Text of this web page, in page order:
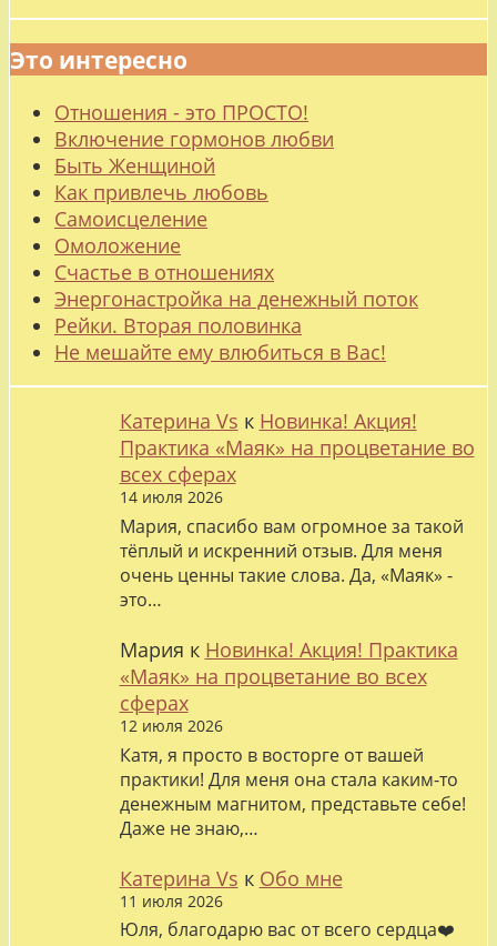
Это интересно
Отношения - это ПРОСТО!
Включение гормонов любви
Быть Женщиной
Как привлечь любовь
Самоисцеление
Омоложение
Счастье в отношениях
Энергонастройка на денежный поток
Рейки. Вторая половинка
Не мешайте ему влюбиться в Вас!
Катерина Vs к Новинка! Акция!
Практика «Маяк» на процветание во
всех сферах
14 июля 2026
Мария, спасибо вам огромное за такой
тёплый и искренний отзыв. Для меня
очень ценны такие слова. Да, «Маяк» -
это…
Мария к Новинка! Акция! Практика
«Маяк» на процветание во всех
сферах
12 июля 2026
Катя, я просто в восторге от вашей
практики! Для меня она стала каким-то
денежным магнитом, представьте себе!
Даже не знаю,…
Катерина Vs к Обо мне
11 июля 2026
Юля, благодарю вас от всего сердца❤️